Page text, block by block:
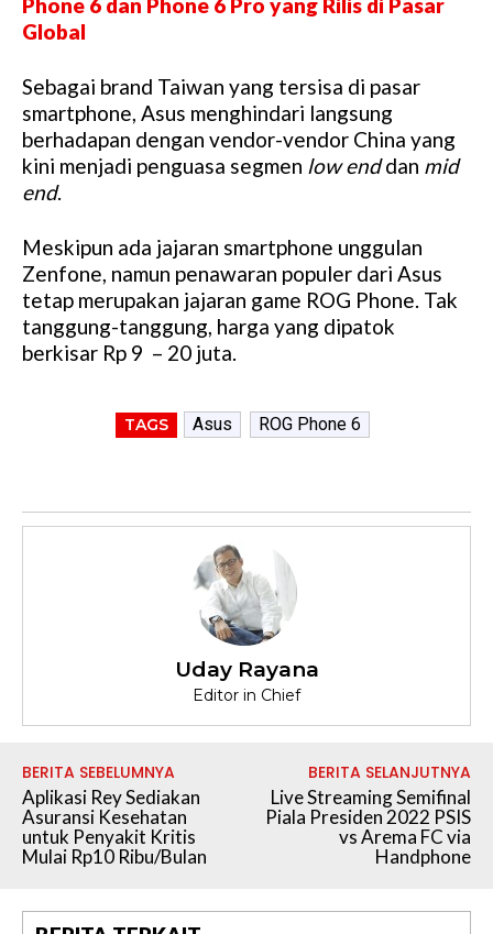
Global
Sebagai brand Taiwan yang tersisa di pasar
smartphone, Asus menghindari langsung
berhadapan dengan vendor-vendor China yang
kini menjadi penguasa segmen low enddan mid
end.
Meskipun ada jajaran smartphone unggulan
Zenfone, namun penawaran populer dari Asus
tetap merupakan jajaran game ROG Phone. Tak
tanggung-tanggung, harga yang dipatok
berkisar Rp 9 – 20 juta.
TAGS Asus ROG Phone 6
Uday Rayana
Editor in Chief
BERITA SEBELUMNYA
Aplikasi Rey Sediakan
Asuransi Kesehatan
untuk Penyakit Kritis
Mulai Rp10 Ribu/Bulan
BERITA SELANJUTNYA
Live Streaming Semifinal
Piala Presiden 2022 PSIS
vs Arema FC via
Handphone